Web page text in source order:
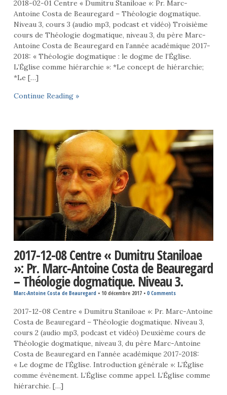
2018-02-01 Centre « Dumitru Staniloae »: Pr. Marc-
Antoine Costa de Beauregard – Théologie dogmatique.
Niveau 3, cours 3 (audio mp3, podcast et vidéo) Troisième
cours de Théologie dogmatique, niveau 3, du père Marc-
Antoine Costa de Beauregard en l’année académique 2017-
2018: « Théologie dogmatique : le dogme de l’Église.
L’Église comme hiérarchie »: *Le concept de hiérarchie;
*Le […]
Continue Reading »
2017-12-08 Centre « Dumitru Staniloae
»: Pr. Marc-Antoine Costa de Beauregard
– Théologie dogmatique. Niveau 3.
Marc-Antoine Costa de Beauregard • 10 décembre 2017• 0 Comments
2017-12-08 Centre « Dumitru Staniloae »: Pr. Marc-Antoine
Costa de Beauregard – Théologie dogmatique. Niveau 3,
cours 2 (audio mp3, podcast et vidéo) Deuxième cours de
Théologie dogmatique, niveau 3, du père Marc-Antoine
Costa de Beauregard en l’année académique 2017-2018:
« Le dogme de l’Église. Introduction générale »: L’Église
comme évènement. L’Église comme appel. L’Église comme
hiérarchie. […]